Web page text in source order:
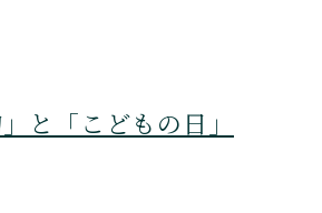
と「こどもの日」